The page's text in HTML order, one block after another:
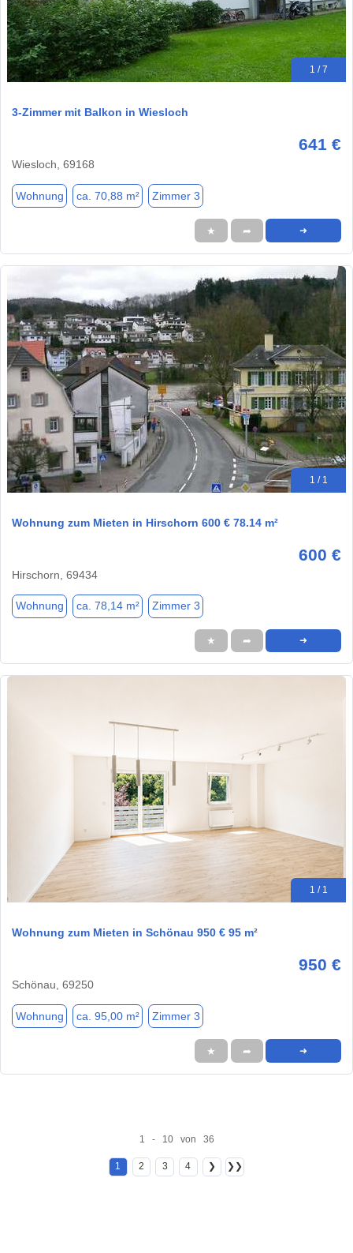
1 / 7
3-Zimmer mit Balkon in Wiesloch
641 €
Wiesloch, 69168
Wohnung ca. 70,88 m² Zimmer 3
★ ➦ ➜
1 / 1
Wohnung zum Mieten in Hirschorn 600 € 78.14 m²
600 €
Hirschorn, 69434
Wohnung ca. 78,14 m² Zimmer 3
★ ➦ ➜
1 / 1
Wohnung zum Mieten in Schönau 950 € 95 m²
950 €
Schönau, 69250
Wohnung ca. 95,00 m² Zimmer 3
★ ➦ ➜
1 - 10 von 36
1 2 3 4 ❯ ❯❯